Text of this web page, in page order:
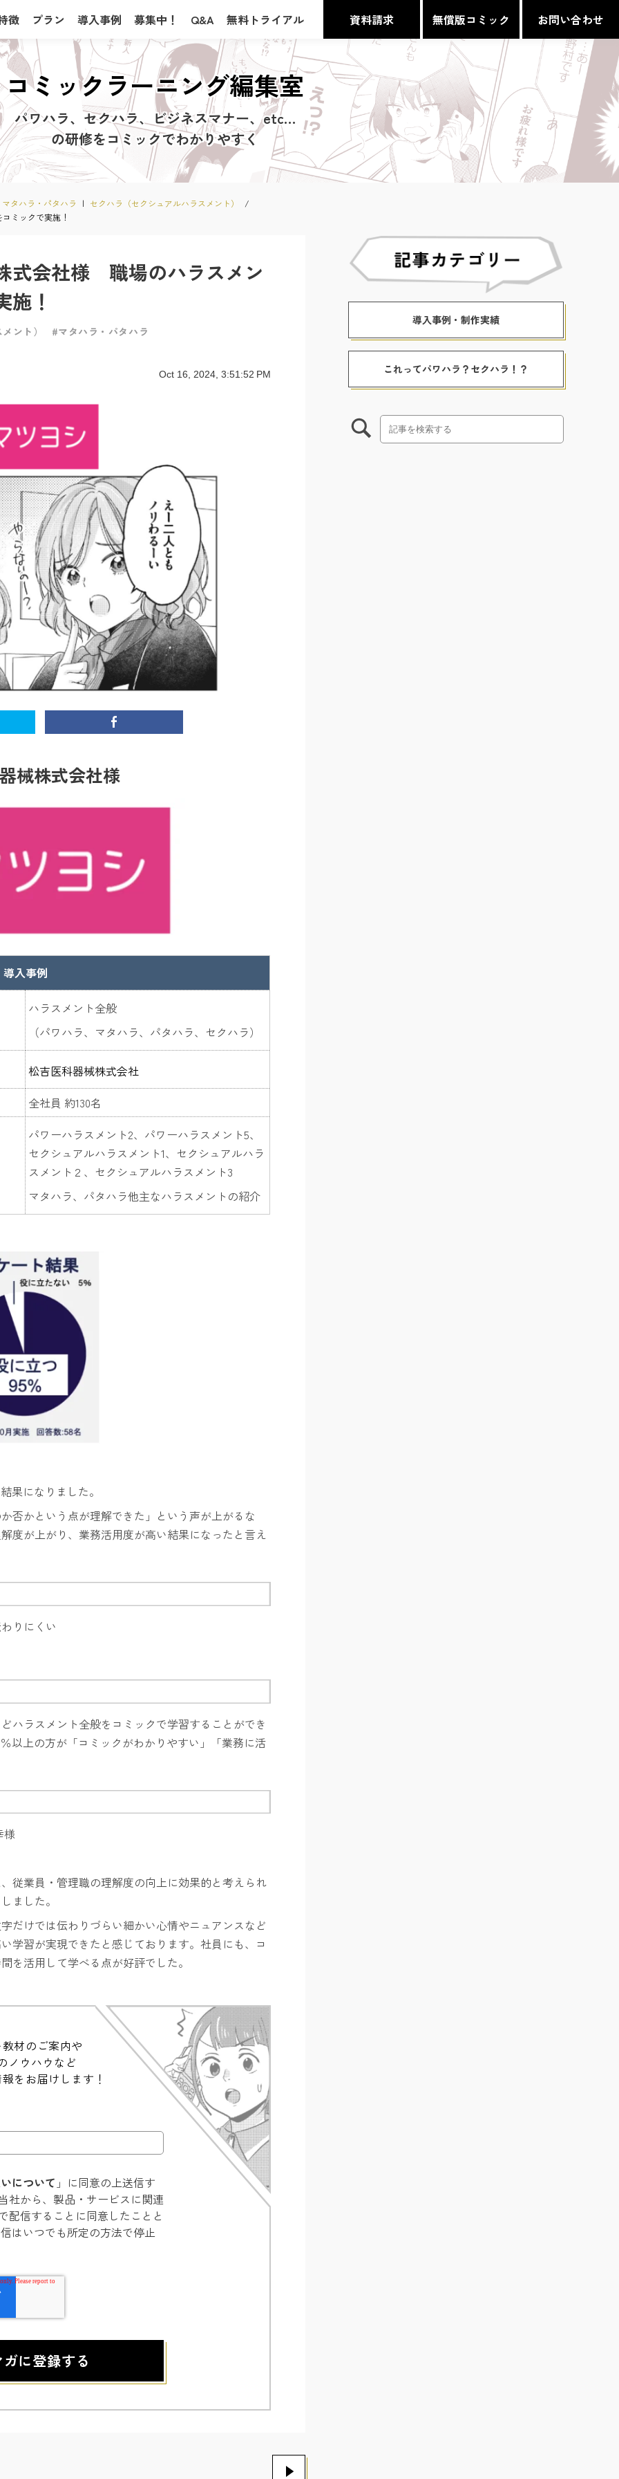
徴 プラン 導入事例 募集中！ Q&A 無料トライアル 資料請求 無償版コミック お問い合わせ
コミックラーニング編集室
パワハラ、セクハラ、ビジネスマナー、etc…
の研修をコミックでわかりやすく
マタハラ・パタハラ | セクハラ（セクシュアルハラスメント）
/
コミックで実施！
式会社様 職場のハラスメン
施！
ント） #マタハラ・パタハラ
Oct 16, 2024, 3:51:52 PM
械株式会社様
導入事例
ハラスメント全般
（パワハラ、マタハラ、パタハラ、セクハラ）
松吉医科器械株式会社
全社員 約130名
パワーハラスメント2、パワーハラスメント5、
セクシュアルハラスメント1、セクシュアルハラ
スメント２、セクシュアルハラスメント3
マタハラ、パタハラ他主なハラスメントの紹介
果になりました。
否かという点が理解できた」という声が上がるな
度が上がり、業務活用度が高い結果になったと言え
りにくい
ハラスメント全般をコミックで学習することができ
％以上の方が「コミックがわかりやすい」「業務に活
様
従業員・管理職の理解度の向上に効果的と考えられ
ました。
だけでは伝わりづらい細かい心情やニュアンスなど
学習が実現できたと感じております。社員にも、コ
を活用して学べる点が好評でした。
材のご案内や
ノウハウなど
をお届けします！
について 」に同意の上送信す
社から、製品・サービスに関連
配信することに同意したことと
はいつでも所定の方法で停止
導入事例・制作実績
これってパワハラ？セクハラ！？